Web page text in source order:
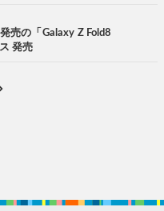
売の「Galaxy Z Fold8
発売